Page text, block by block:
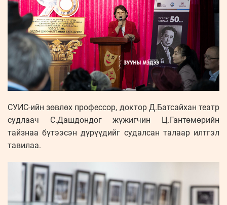
СУИС-ийн зөвлөх профессор, доктор Д.Батсайхан театр
судлаач С.Дашдондог жүжигчин Ц.Гантөмөрийн
тайзнаа бүтээсэн дүрүүдийг судалсан талаар илтгэл
тавилаа.